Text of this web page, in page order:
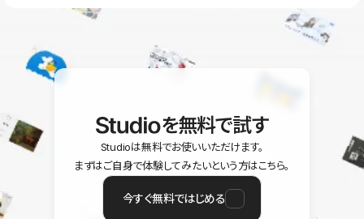
ユーザー同士で質問・相談できるコミュニティもご利用ください。
を無料で試す
Studioは無料でお使いいただけます。
まずはご自身で体験してみたいという方はこちら。
今すぐ無料ではじめる